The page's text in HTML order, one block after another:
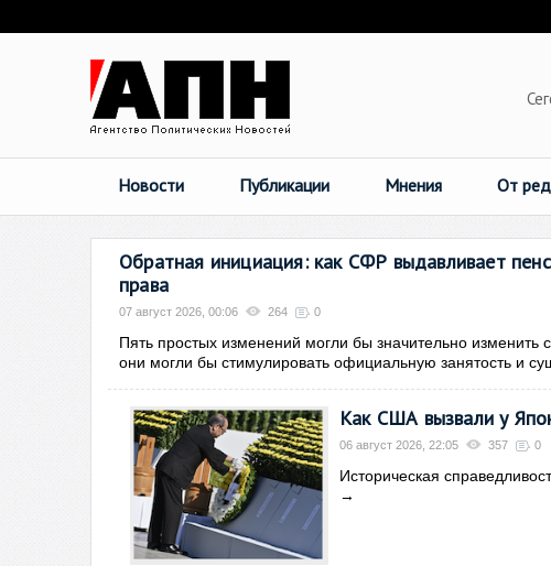
Новости Публикации Мнения От
Обратная инициация: как СФР выдавливает
права
07 август 2026, 00:06 264 0
Пять простых изменений могли бы значительно
они могли бы стимулировать официальную занятость и
Как США вызвали у
06 август 2026, 22:05 357 0
Историческая
→